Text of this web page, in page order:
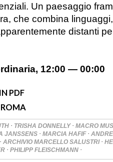
Un paesaggio
che combina
distanti
12:00 — 00:00
PDF
· TRISHA DONNELLY · MACRO
JANSSENS · MARCIA HAFIF ·
· ARCHIVIO MARCELLO SALUSTRI ·
· PHILIPP FLEISCHMANN ·